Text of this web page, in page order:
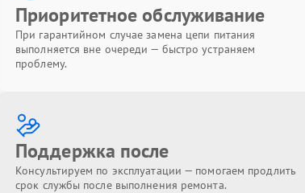
Приоритетное обслуживание
При гарантийном случае замена цепи питания
выполняется вне очереди — быстро устраняем
проблему.
Поддержка после
Консультируем по эксплуатации — помогаем продлить
срок службы после выполнения ремонта.